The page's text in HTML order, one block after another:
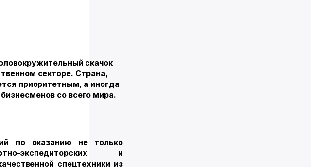
скачок
секторе. Страна,
приоритетным, а иногда
со всего мира.
по оказанию не только
экспедиторских и
спецтехники из